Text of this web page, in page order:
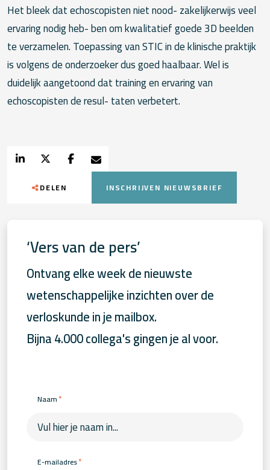
Het bleek dat echoscopisten niet nood- zakelijkerwijs veel
ervaring nodig heb- ben om kwalitatief goede 3D beelden
te verzamelen. Toepassing van STIC in de klinische praktijk
is volgens de onderzoeker dus goed haalbaar. Wel is
duidelijk aangetoond dat training en ervaring van
echoscopisten de resul- taten verbetert.
DELEN INSCHRIJVEN NIEUWSBRIEF
‘Vers van de pers’
Ontvang elke week de nieuwste
wetenschappelijke inzichten over de
verloskunde in je mailbox.
Bijna 4.000 collega's gingen je al voor.
Naam*
E-mailadres*